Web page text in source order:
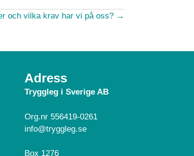
och vilka krav har vi på oss? →
Adress
Tryggleg i Sverige AB
Org.nr 556419-0261
info@tryggleg.se
Box 1276